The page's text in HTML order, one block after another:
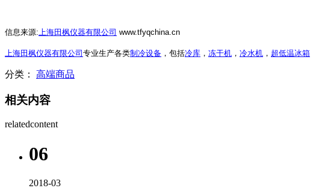
信息来源: 上海田枫仪器有限公司 www.tfyqchina.cn
上海田枫仪器有限公司 专业生产各类制冷设备 ，包括冷库 ， 冻干机 ， 冷水机 ， 超低温冰箱
分类： 高端商品
相关内容
relatedcontent
06
2018-03